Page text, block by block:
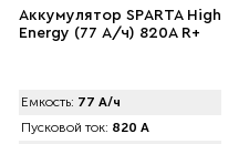
Аккумулятор SPАRTA High
Energy (77 А/ч) 820A R+
Емкость: 77 А/ч
Пусковой ток: 820 А